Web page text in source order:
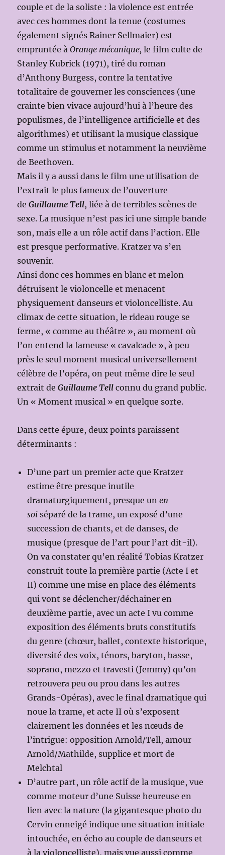
couple et de la soliste : la violence est entrée
avec ces hommes dont la tenue (costumes
également signés Rainer Sellmaier) est
empruntée àOrange mécanique,le film culte de
Stanley Kubrick (1971), tiré du roman
d’Anthony Burgess, contre la tentative
totalitaire de gouverner les consciences (une
crainte bien vivace aujourd’hui à l’heure des
populismes, de l’intelligence artificielle et des
algorithmes) et utilisant la musique classique
comme un stimulus et notamment la neuvième
de Beethoven.
Mais il y a aussi dans le film une utilisation de
l’extrait le plus fameux de l’ouverture
deGuillaume Tell, liée à de terribles scènes de
sexe. La musique n’est pas ici une simple bande
son, mais elle a un rôle actif dans l’action. Elle
est presque performative. Kratzer va s’en
souvenir.
Ainsi donc ces hommes en blanc et melon
détruisent le violoncelle et menacent
physiquement danseurs et violoncelliste. Au
climax de cette situation, le rideau rouge se
ferme, « comme au théâtre », au moment où
l’on entend la fameuse « cavalcade », à peu
près le seul moment musical universellement
célèbre de l’opéra, on peut même dire le seul
extrait deGuillaume Tell connu du grand public.
Un « Moment musical » en quelque sorte.
Dans cette épure, deux points paraissent
déterminants :
D’une part un premier acte que Kratzer
estime être presque inutile
dramaturgiquement, presque unen
soi séparé de la trame, un exposé d’une
succession de chants, et de danses, de
musique (presque de l’art pour l’art dit-il).
On va constater qu’en réalité Tobias Kratzer
construit toute la première partie (Acte I et
II) comme une mise en place des éléments
qui vont se déclencher/déchainer en
deuxième partie, avec un acte I vu comme
exposition des éléments bruts constitutifs
du genre (chœur, ballet, contexte historique,
diversité des voix, ténors, baryton, basse,
soprano, mezzo et travesti (Jemmy) qu’on
retrouvera peu ou prou dans les autres
Grands-Opéras), avec le final dramatique qui
noue la trame, et acte II où s’exposent
clairement les données et les nœuds de
l’intrigue: opposition Arnold/Tell, amour
Arnold/Mathilde, supplice et mort de
Melchtal
D’autre part, un rôle actif de la musique, vue
comme moteur d’une Suisse heureuse en
lien avec la nature (la gigantesque photo du
Cervin enneigé indique une situation initiale
intouchée, en écho au couple de danseurs et
à la violoncelliste), mais vue aussi comme